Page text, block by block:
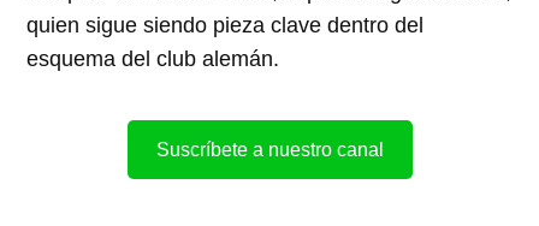
quien sigue siendo pieza clave dentro del
esquema del club alemán.
Suscríbete a nuestro canal